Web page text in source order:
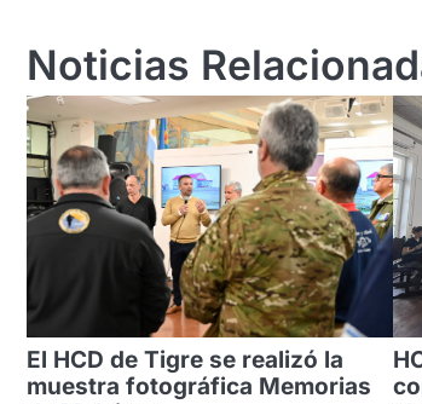
entradas
Noticias
El HCD de Tigre se realizó la
muestra fotográfica Memorias